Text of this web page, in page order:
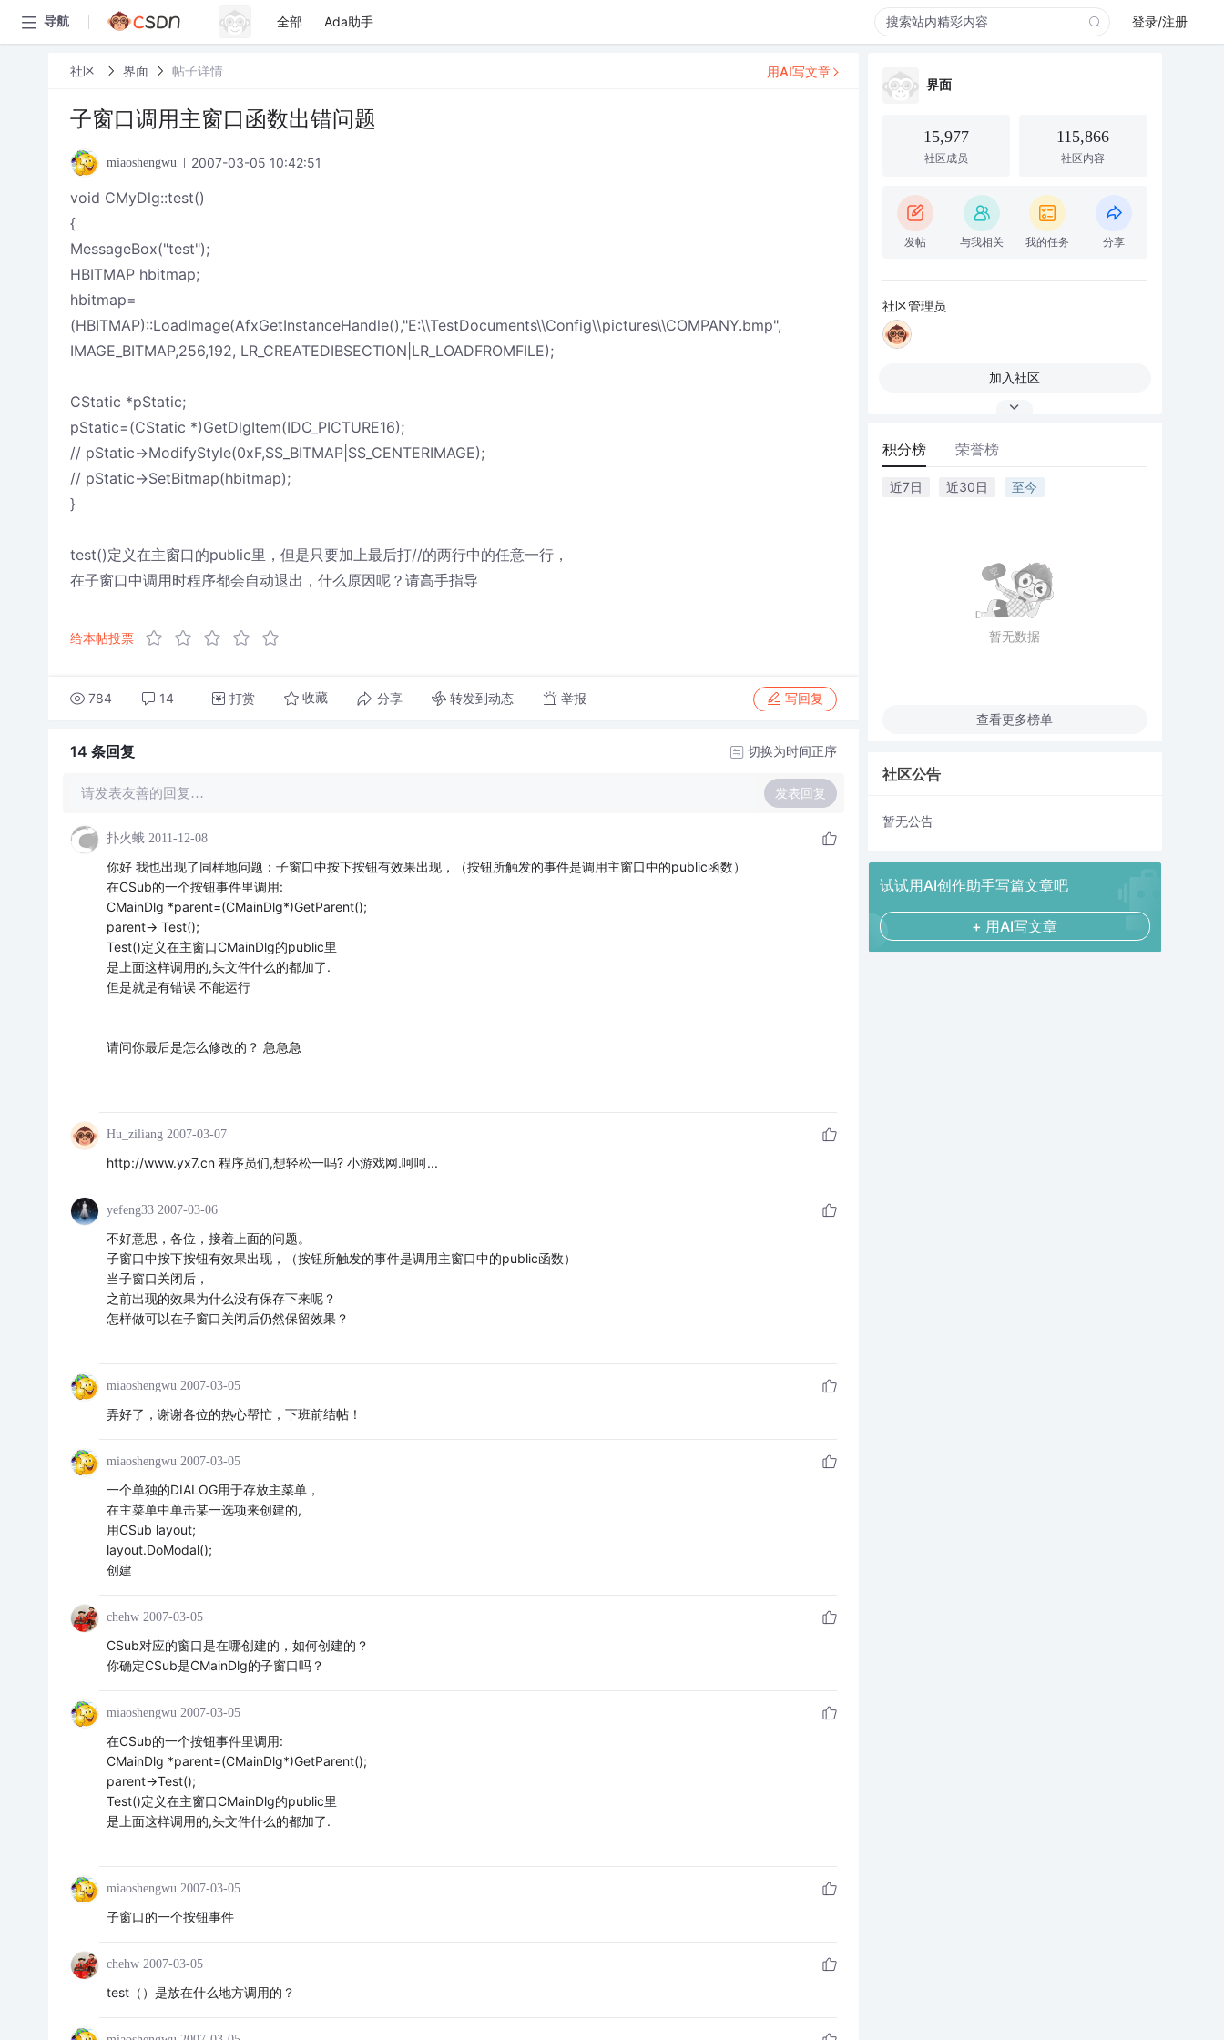
导航 全部 Ada助手 登录/注册
社区 界面 帖子详情
子窗口调用主窗口函数出错问题
miaoshengwu 2007-03-05 10:42:51
void CMyDlg::test()
{
MessageBox("test");
HBITMAP hbitmap;
hbitmap=
(HBITMAP)::LoadImage(AfxGetInstanceHandle(),"E:\\TestDocuments\\Config\\pictures\\COMPANY.bmp",
IMAGE_BITMAP,256,192, LR_CREATEDIBSECTION|LR_LOADFROMFILE);
CStatic *pStatic;
pStatic=(CStatic *)GetDlgItem(IDC_PICTURE16);
// pStatic->ModifyStyle(0xF,SS_BITMAP|SS_CENTERIMAGE);
// pStatic->SetBitmap(hbitmap);
}
test()定义在主窗口的public里，但是只要加上最后打//的两行中的任意一行，
在子窗口中调用时程序都会自动退出，什么原因呢？请高手指导
给本帖投票
784 14 打赏 收藏 分享 转发到动态 举报 写回复
用AI写文章
14 条回复 切换为时间正序
请发表友善的回复… 发表回复
扑火蛾 2011-12-08
你好 我也出现了同样地问题：子窗口中按下按钮有效果出现，（按钮所触发的事件是调用主窗口中的public函数）
在CSub的一个按钮事件里调用:
CMainDlg *parent=(CMainDlg*)GetParent();
parent-> Test();
Test()定义在主窗口CMainDlg的public里
是上面这样调用的,头文件什么的都加了.
但是就是有错误 不能运行
请问你最后是怎么修改的？ 急急急
Hu_ziliang 2007-03-07
http://www.yx7.cn 程序员们,想轻松一吗? 小游戏网.呵呵...
yefeng33 2007-03-06
不好意思，各位，接着上面的问题。
子窗口中按下按钮有效果出现，（按钮所触发的事件是调用主窗口中的public函数）
当子窗口关闭后，
之前出现的效果为什么没有保存下来呢？
怎样做可以在子窗口关闭后仍然保留效果？
miaoshengwu 2007-03-05
弄好了，谢谢各位的热心帮忙，下班前结帖！
miaoshengwu 2007-03-05
一个单独的DIALOG用于存放主菜单，
在主菜单中单击某一选项来创建的,
用CSub layout;
layout.DoModal();
创建
chehw 2007-03-05
CSub对应的窗口是在哪创建的，如何创建的？
你确定CSub是CMainDlg的子窗口吗？
miaoshengwu 2007-03-05
在CSub的一个按钮事件里调用:
CMainDlg *parent=(CMainDlg*)GetParent();
parent->Test();
Test()定义在主窗口CMainDlg的public里
是上面这样调用的,头文件什么的都加了.
miaoshengwu 2007-03-05
子窗口的一个按钮事件
chehw 2007-03-05
test（）是放在什么地方调用的？
界面
15,977
社区成员
115,866
社区内容
发帖 与我相关 我的任务 分享
社区管理员
加入社区
积分榜 荣誉榜
近7日 近30日 至今
暂无数据
查看更多榜单
社区公告
暂无公告
试试用AI创作助手写篇文章吧
+ 用AI写文章